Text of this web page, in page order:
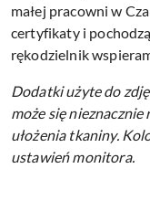
małej pracowni w
certyfikaty i
rękodzielnik
Dodatki użyte do
może się nieznacznie
ułożenia tkaniny.
ustawień monitora.